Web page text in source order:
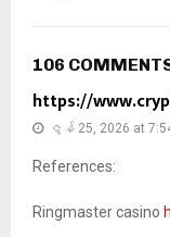
106
https://
ဇွန် 25, 2026 at
References:
Ringmaster casino